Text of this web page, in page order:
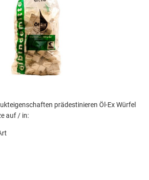
prädestinieren Öl-Ex Würfel
auf / in: